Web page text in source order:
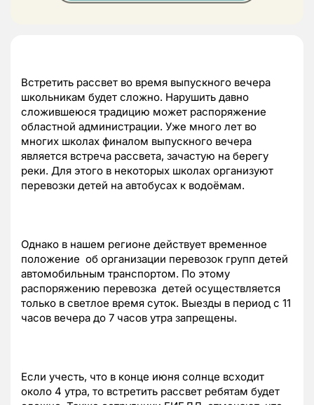
Встретить рассвет во время выпускного вечера
школьникам будет сложно. Нарушить давно
сложившеюся традицию может распоряжение
областной администрации. Уже много лет во
многих школах финалом выпускного вечера
является встреча рассвета, зачастую на берегу
реки. Для этого в некоторых школах организуют
перевозки детей на автобусах к водоёмам.
Однако в нашем регионе действует временное
положение об организации перевозок групп детей
автомобильным транспортом. По этому
распоряжению перевозка детей осуществляется
только в светлое время суток. Выезды в период с 11
часов вечера до 7 часов утра запрещены.
Если учесть, что в конце июня солнце всходит
около 4 утра, то встретить рассвет ребятам будет